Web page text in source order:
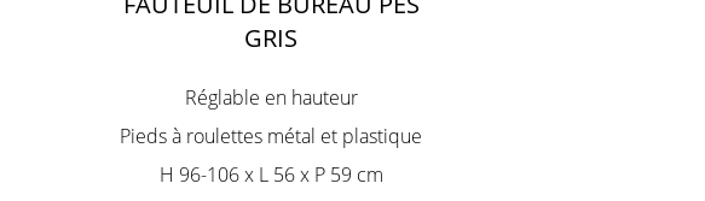
GRIS
Réglable en hauteur
Pieds à roulettes métal et plastique
H 96-106 x L 56 x P 59 cm